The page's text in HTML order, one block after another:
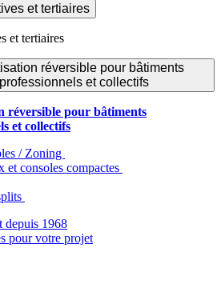
et tertiaires
et tertiaires
réversible pour bâtiments
professionnels et collectifs
réversible pour bâtiments
et collectifs
/ Zoning
et consoles compactes
depuis 1968
pour votre projet